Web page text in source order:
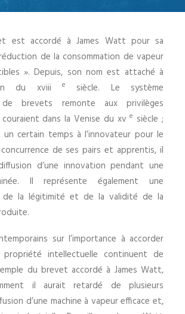
est accordé à James Watt pour sa
de la consommation de vapeur
». Depuis, son nom est attaché à
du xviii e
siècle. Le système
de brevets remonte aux privilèges
dans la Venise du xv e siècle ;
certain temps à l’innovateur pour le
de ses pairs et apprentis, il
d’une innovation pendant une
Il représente également une
de la légitimité et de la validité de la
sur l’importance à accorder
intellectuelle continuent de
du brevet accordé à James Watt,
il aurait retardé de plusieurs
d’une machine à vapeur efficace et,